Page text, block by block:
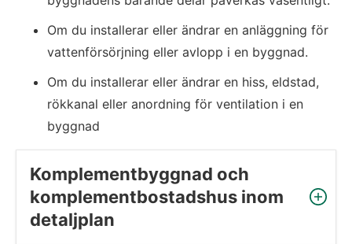
Om du installerar eller ändrar en anläggning för
vattenförsörjning eller avlopp i en byggnad.
Om du installerar eller ändrar en hiss, eldstad,
rökkanal eller anordning för ventilation i en
byggnad
Komplementbyggnad och
komplementbostadshus inom
detaljplan